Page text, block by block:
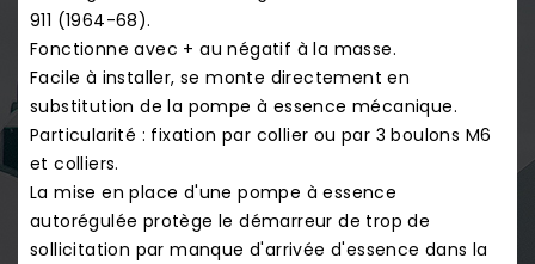
911 (1964-68).
Fonctionne avec + au négatif à la masse.
Facile à installer, se monte directement en
substitution de la pompe à essence mécanique.
Particularité : fixation par collier ou par 3 boulons M6
et colliers.
La mise en place d'une pompe à essence
autorégulée protège le démarreur de trop de
sollicitation par manque d'arrivée d'essence dans la